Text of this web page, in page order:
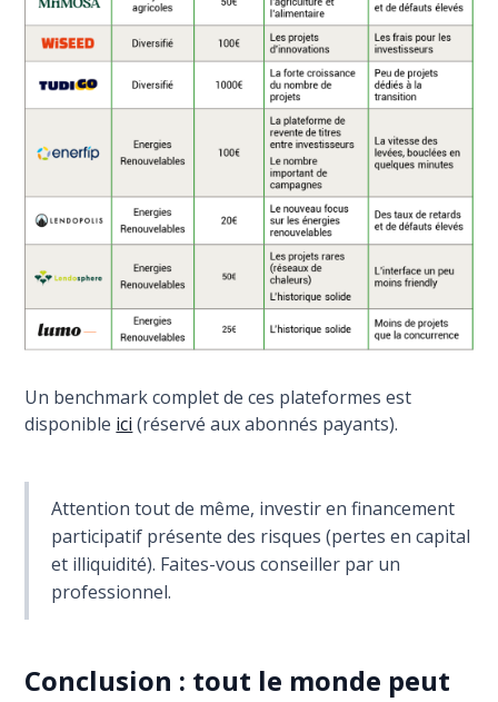
Un benchmark complet de ces plateformes est
disponible ici (réservé aux abonnés payants).
Attention tout de même, investir en financement
participatif présente des risques (pertes en capital
et illiquidité). Faites-vous conseiller par un
professionnel.
Conclusion : tout le monde peut